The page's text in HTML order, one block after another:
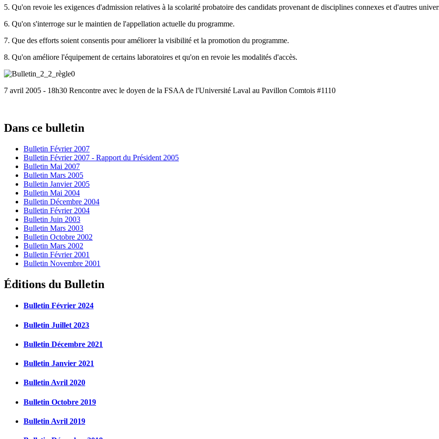
5. Qu'on revoie les exigences d'admission relatives à la scolarité probatoire des candidats provenant de disciplines connexes et d'autres
6. Qu'on s'interroge sur le maintien de l'appellation actuelle du programme.
7. Que des efforts soient consentis pour améliorer la visibilité et la promotion du programme.
8. Qu'on améliore l'équipement de certains laboratoires et qu'on en revoie les modalités d'accès.
7 avril 2005 - 18h30 Rencontre avec le doyen de la FSAA de l'Université Laval au Pavillon Comtois #1110
Dans ce bulletin
Bulletin Février 2007
Bulletin Février 2007 - Rapport du Président 2005
Bulletin Mai 2007
Bulletin Mars 2005
Bulletin Janvier 2005
Bulletin Mai 2004
Bulletin Décembre 2004
Bulletin Février 2004
Bulletin Juin 2003
Bulletin Mars 2003
Bulletin Octobre 2002
Bulletin Mars 2002
Bulletin Février 2001
Bulletin Novembre 2001
Éditions du Bulletin
Bulletin Février 2024
Bulletin Juillet 2023
Bulletin Décembre 2021
Bulletin Janvier 2021
Bulletin Avril 2020
Bulletin Octobre 2019
Bulletin Avril 2019